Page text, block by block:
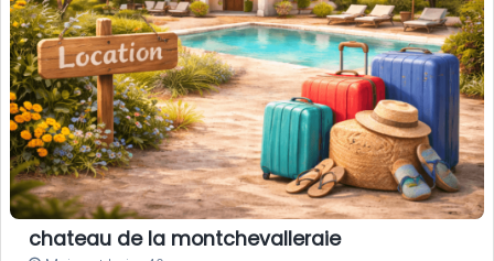
chateau de la montchevalleraie